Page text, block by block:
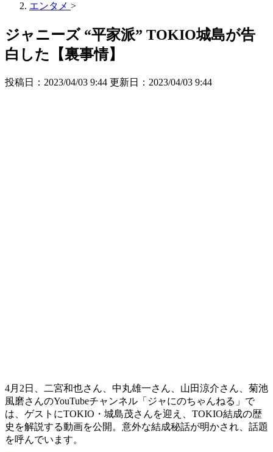
エンタメ >
ジャニーズ “平家派” TOKIO城島が告
白した【裏事情】
投稿日：2023/04/03 9:44 更新日： 2023/04/03 9:44
4月2日、二宮和也さん、中丸雄一さん、山田涼介さん、菊池
風磨さんのYouTubeチャンネル「ジャにのちゃんねる」で
は、ゲストにTOKIO・城島茂さんを迎え、TOKIO結成の歴
史を解説する動画を公開。意外な結成秘話が明かされ、話題
を呼んでいます。